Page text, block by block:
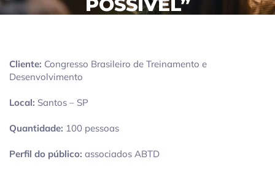
POSSÍVEL”
Cliente: Congresso Brasileiro de Treinamento e
Desenvolvimento
Local: Santos – SP
Quantidade: 100 pessoas
Perfil do público: associados ABTD